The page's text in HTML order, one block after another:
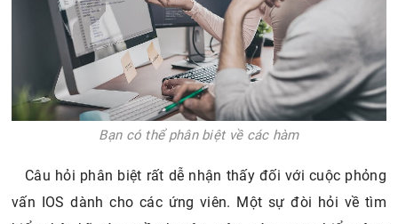
Bạn có thể phân biệt về các hàm
Câu hỏi phân biệt rất dễ nhận thấy đối với cuộc phỏng
vấn IOS dành cho các ứng viên. Một sự đòi hỏi về tìm